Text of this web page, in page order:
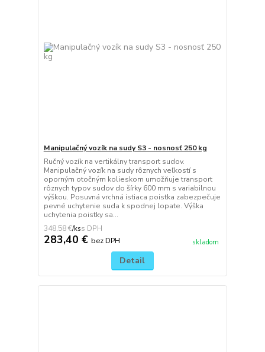
Manipulačný vozík na sudy S3 - nosnosť 250 kg
Ručný vozík na vertikálny transport sudov.
Manipulačný vozík na sudy rôznych veľkostí s
oporným otočným kolieskom umožňuje transport
rôznych typov sudov do šírky 600 mm s variabilnou
výškou. Posuvná vrchná istiaca poistka zabezpečuje
pevné uchytenie suda k spodnej lopate. Výška
uchytenia poistky sa...
348,58 €/ks
283,40 € bez DPH skladom
Detail